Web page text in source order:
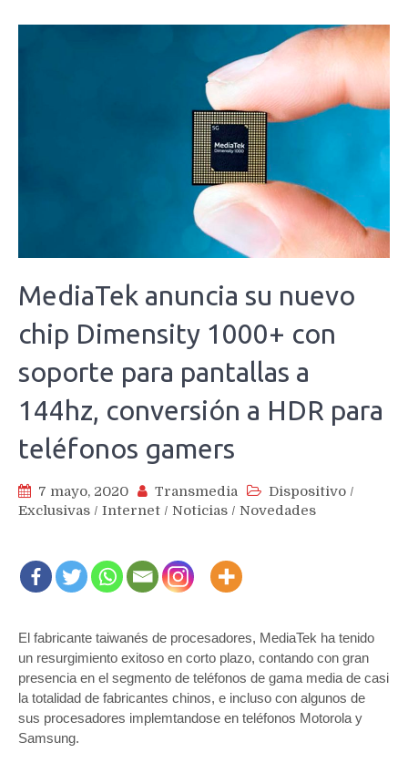
MediaTek anuncia su nuevo
chip Dimensity 1000+ con
soporte para pantallas a
144hz, conversión a HDR para
teléfonos gamers
7 mayo, 2020 Transmedia Dispositivo /
Exclusivas / Internet / Noticias / Novedades
El fabricante taiwanés de procesadores, MediaTek ha tenido
un resurgimiento exitoso en corto plazo, contando con gran
presencia en el segmento de teléfonos de gama media de casi
la totalidad de fabricantes chinos, e incluso con algunos de
sus procesadores implemtandose en teléfonos Motorola y
Samsung.